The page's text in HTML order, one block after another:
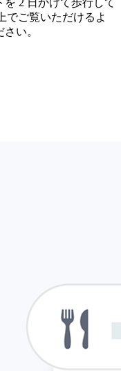
2 日かけて歩行して
でご覧いただけるよ
い。